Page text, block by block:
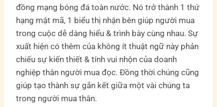
đồng mạng bóng đá toàn nước. Nó trở thành 1 thứ
hạng mật mã, 1 biểu thị nhận bên giúp người mua
trong cuộc dễ dàng hiểu & trình bày cùng nhau. Sự
xuất hiện có thêm của không ít thuật ngữ này phản
chiếu sự kiến thiết & tính vui nhộn của doanh
nghiệp thân người mua đọc. Đồng thời chúng cũng
giúp tạo thành sự gắn kết giữa một vài chúng ta
trong người mua thân.